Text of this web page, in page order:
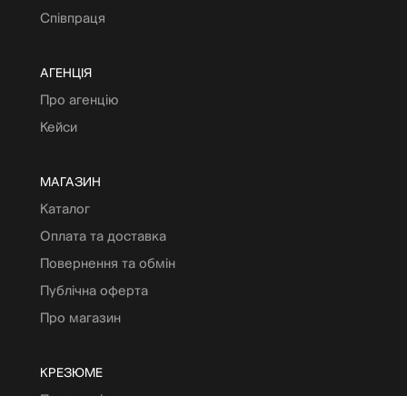
Співпраця
АГЕНЦІЯ
Про агенцію
Кейси
МАГАЗИН
Каталог
Оплата та доставка
Повернення та обмін
Публічна оферта
Про магазин
КРЕЗЮМЕ